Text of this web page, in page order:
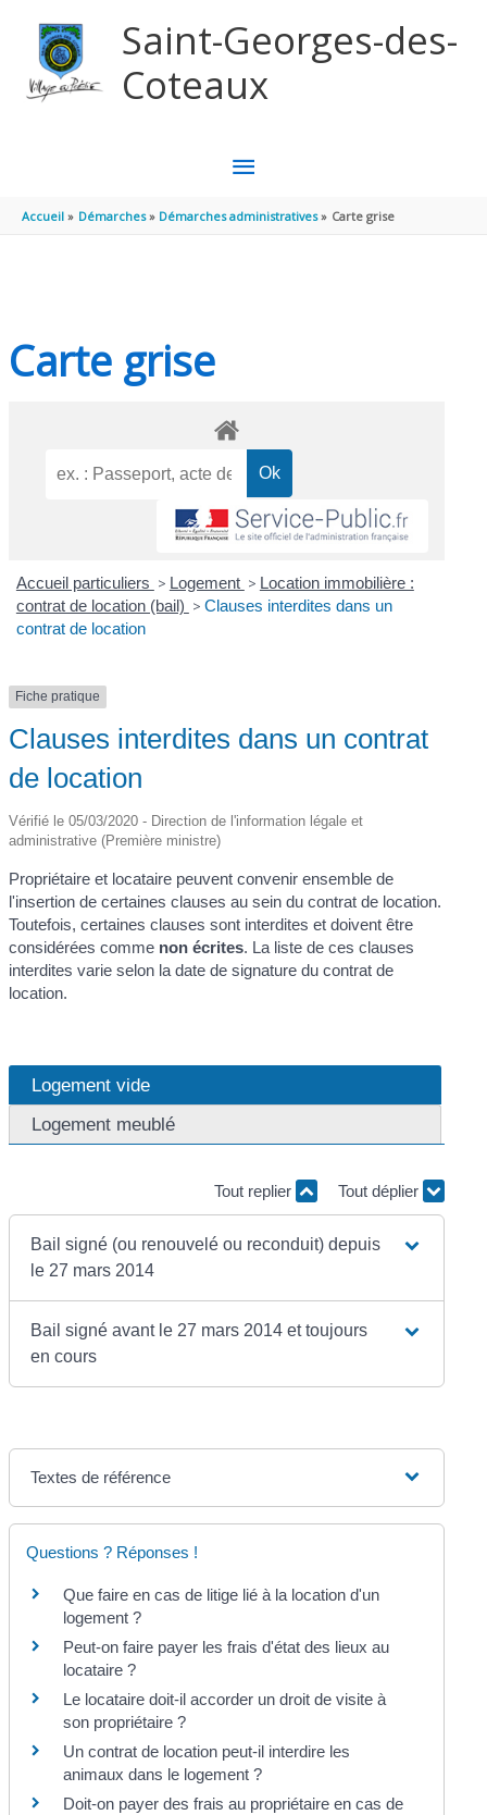
Saint-Georges-des-
Coteaux
MENU
PRINCIPAL
Accueil Démarches Démarches administratives Carte grise
Carte grise
Accueil particuliers > Logement > Location immobilière :
contrat de location (bail) > Clauses interdites dans un
contrat de location
Fiche pratique
Clauses interdites dans un contrat
de location
Vérifié le 05/03/2020 - Direction de l'information légale et
administrative (Première ministre)
Propriétaire et locataire peuvent convenir ensemble de
l'insertion de certaines clauses au sein du contrat de location.
Toutefois, certaines clauses sont interdites et doivent être
considérées comme non écrites. La liste de ces clauses
interdites varie selon la date de signature du contrat de
location.
Logement vide
Logement meublé
Tout replier Tout déplier
Bail signé (ou renouvelé ou reconduit) depuis
le 27 mars 2014
Bail signé avant le 27 mars 2014 et toujours
en cours
Textes de référence
Questions ? Réponses !
Que faire en cas de litige lié à la location d'un
logement ?
Peut-on faire payer les frais d'état des lieux au
locataire ?
Le locataire doit-il accorder un droit de visite à
son propriétaire ?
Un contrat de location peut-il interdire les
animaux dans le logement ?
Doit-on payer des frais au propriétaire en cas de